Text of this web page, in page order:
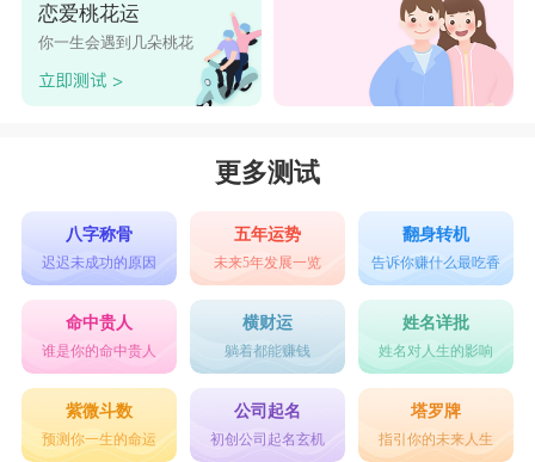
恋爱桃花运
你一生会遇到几朵桃花
更多测试
八字称骨
迟迟未成功的原因
五年运势
未来5年发展一览
翻身转机
告诉你赚什么最吃香
命中贵人
谁是你的命中贵人
横财运
躺着都能赚钱
姓名详批
姓名对人生的影响
紫微斗数
预测你一生的命运
公司起名
初创公司起名玄机
塔罗牌
指引你的未来人生